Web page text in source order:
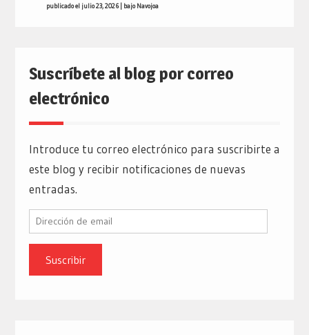
publicado el julio 23, 2026| bajoNavojoa
Suscríbete al blog por correo
electrónico
Introduce tu correo electrónico para suscribirte a
este blog y recibir notificaciones de nuevas
entradas.
Dirección
email